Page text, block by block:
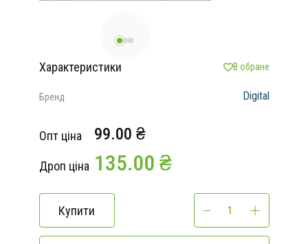
Характеристики В обране
Бренд Digital
Опт ціна 99.00 ₴
Дроп ціна 135.00 ₴
Купити